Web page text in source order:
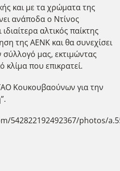
και με τα χρώματα της
ανάποδα ο Ντίνος
αλτικός παίκτης
της ΑΕΝΚ και θα συνεχίσει
σύλλογό μας, εκτιμώντας
κλίμα που επικρατεί.
Κουκουβαούνων για την
542822192492367/photos/